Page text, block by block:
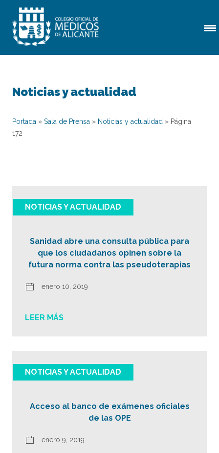
Noticias y actualidad
Portada » Sala de Prensa » Noticias y actualidad » Página
172
NOTICIAS Y ACTUALIDAD
Sanidad abre una consulta pública para
que los ciudadanos opinen sobre la
futura norma contra las pseudoterapias
enero 10, 2019
LEER MÁS
NOTICIAS Y ACTUALIDAD
Acceso al banco de exámenes oficiales
de las OPE
enero 9, 2019